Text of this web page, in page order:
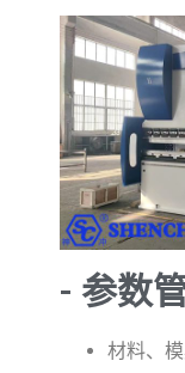
- 参数
材料、